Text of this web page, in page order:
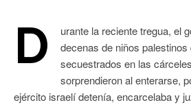
D
urante la reciente tregua, el
decenas de niños
secuestrados en las
sorprendieron al enterarse,
ejército israelí detenía, encarcelaba y